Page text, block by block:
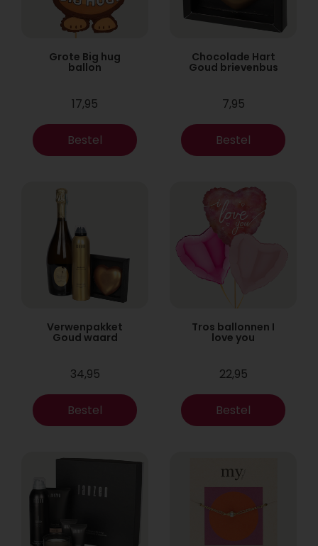
Grote Big hug
ballon
17,95
Bestel
Chocolade Hart
Goud brievenbus
7,95
Bestel
Verwenpakket
Goud waard
34,95
Bestel
Tros ballonnen I
love you
22,95
Bestel